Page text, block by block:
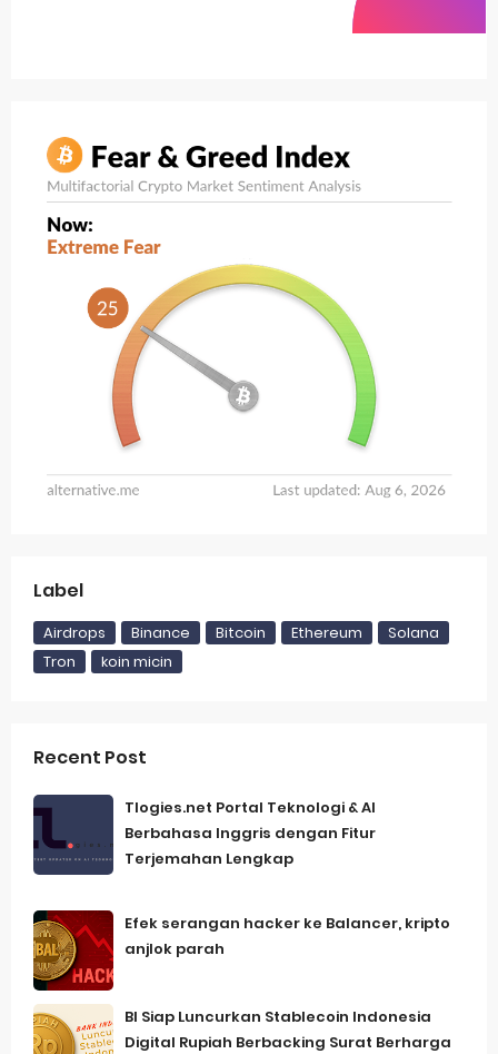
Label
Airdrops Binance Bitcoin Ethereum
Solana
Tron
koin micin
Recent Post
Tlogies.net Portal Teknologi & AI
Berbahasa Inggris dengan Fitur
Terjemahan Lengkap
Efek serangan hacker ke Balancer, kripto
anjlok parah
BI Siap Luncurkan Stablecoin Indonesia
Digital Rupiah Berbacking Surat Berharga